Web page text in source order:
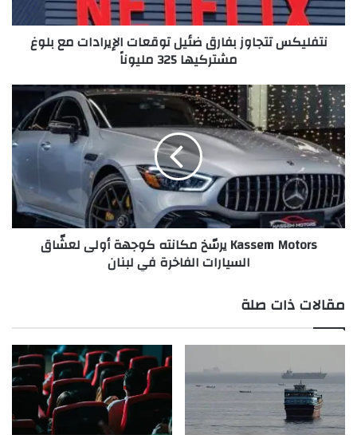
الأميركي سنوياً على مدى السنوات الثلاث المقبلة، وفقاً
لوكالة “أسوشيتد برس”.
الأميركي:
مشتريات
ت
ت
ز
ب
ف
ا
ر
ق
ض
ئ
ي
ع
ا
ت
ل
ر
نتفليكس تتجاوز بفارق ضئيل توقعات الإيرادات مع بلوغ
مشتركيها 325 مليوناً
K
a
s
s
e
m
M
o
t
ر
سّ
خ
ك
ت
Kassem Motors يرسّخ مكانته كوجهة أولى لعشّاق
السيارات الفاخرة في لبنان
مقالات ذات صلة